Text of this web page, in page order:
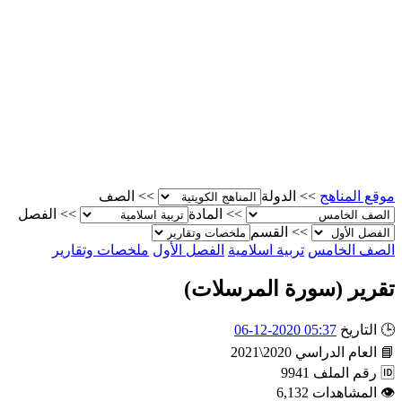
موقع المناهج >> الدولة >>
الصف
>>
المادة >>
الفصل
>>
القسم
الصف الخامس تربية اسلامية الفصل الأول ملخصات وتقارير
تقرير (سورة المرسلات)
🕒 التاريخ 05:37 2020-12-06
📘
العام الدراسي 2020\2021
🆔 رقم الملف 9941
👁
المشاهدات 6,132